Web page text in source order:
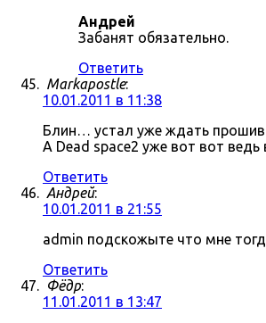
Андрей
Забанят обязательно.
Ответить
Markapostle:
10.01.2011 в 11:38
Блин… устал уже ждать
А Dead space2 уже вот вот ведь
Ответить
Андрей:
10.01.2011 в 21:55
admin подскожыте что мне
Ответить
Фёдр:
11.01.2011 в 13:47